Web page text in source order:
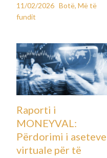
11/02/2026 Botë,Më të
fundit
Raporti i
MONEYVAL:
Përdorimi i aseteve
virtuale për të